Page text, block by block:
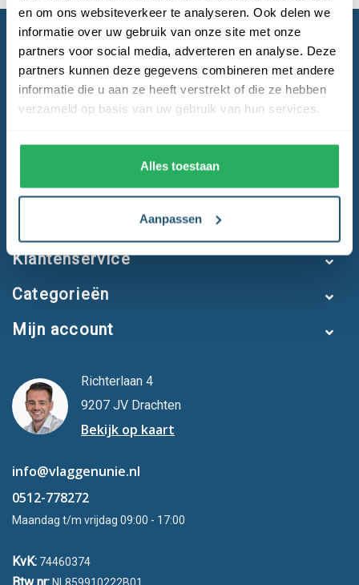
en om ons websiteverkeer te analyseren. Ook delen we
informatie over uw gebruik van onze site met onze
partners voor social media, adverteren en analyse. Deze
partners kunnen deze gegevens combineren met andere
informatie die u aan ze heeft verstrekt of die ze hebben
verzameld op basis van uw gebruik van hun services.
Alles toestaan
Aanpassen
Als eerste op de hoogte!
Abonneer
Klantenservice
Categorieën
Mijn account
Richterlaan 4
9207 JV Drachten
Bekijk op kaart
info@vlaggenunie.nl
0512-778272
Maandag t/m vrijdag 09:00 - 17:00
KvK: 74460374